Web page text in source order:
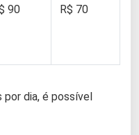
90 R$ 70
por dia, é possível